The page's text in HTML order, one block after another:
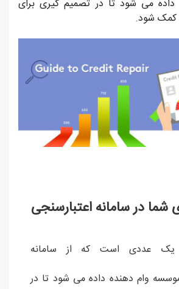
می شود تا در تصمیم گیری برای
کمک شود.
شما در سامانه اعتبارسنجی
یک عددی است که از سامانه
وام دهنده داده می شود تا در